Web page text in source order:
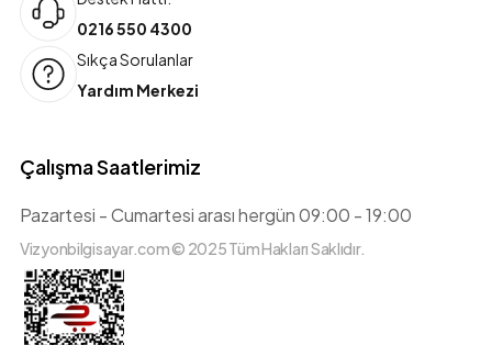
0216 550 4300
Sıkça Sorulanlar
Yardım Merkezi
Çalışma Saatlerimiz
Pazartesi - Cumartesi arası hergün 09:00 - 19:00
Vizyonbilgisayar.com © 2025 Tüm Hakları Saklıdır.